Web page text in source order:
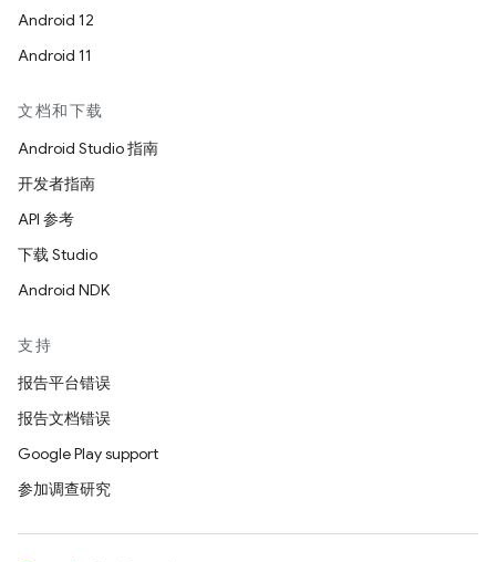
Android 12
Android 11
文档和下载
Android Studio 指南
开发者指南
API 参考
下载 Studio
Android NDK
支持
报告平台错误
报告文档错误
Google Play support
参加调查研究